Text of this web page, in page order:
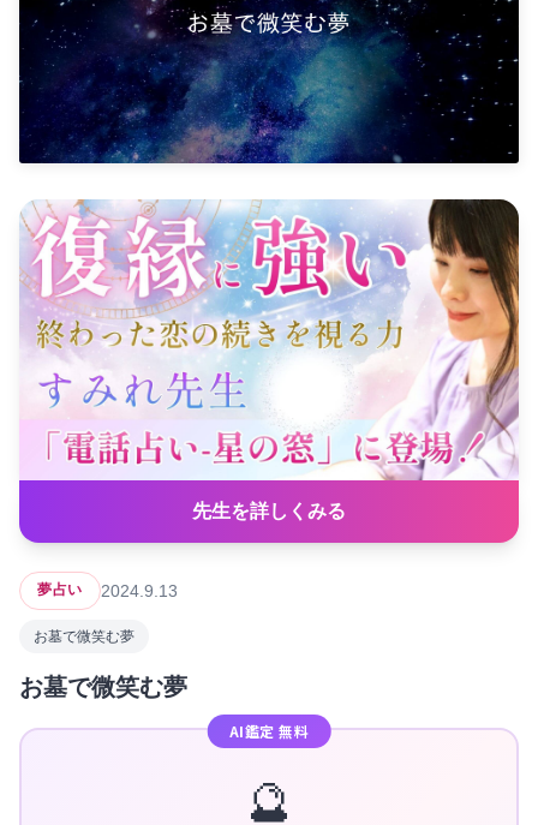
先生を詳しくみる
夢占い 2024.9.13
お墓で微笑む夢
お墓で微笑む夢
AI鑑定 無料
🔮